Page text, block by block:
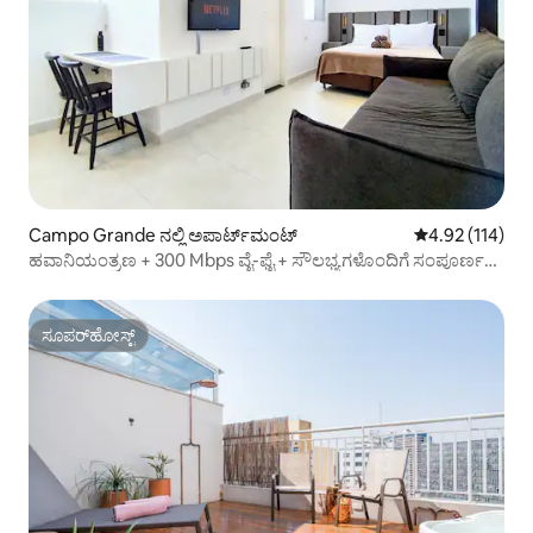
Campo Grande ನಲ್ಲಿ ಅಪಾರ್ಟ್‌ಮಂಟ್ 5 ರಲ್ಲಿ 4.92
4.92 (114)
ಹವಾನಿಯಂತ್ರಣ + 300 Mbps ವೈ-ಫೈ + ಸೌಲಭ್ಯಗಳೊಂದಿಗೆ ಸಂಪೂರ್ಣ
ಸೂಪರ್‌ಹೋಸ್ಟ್
ಸೂಪರ್‌ಹೋಸ್ಟ್